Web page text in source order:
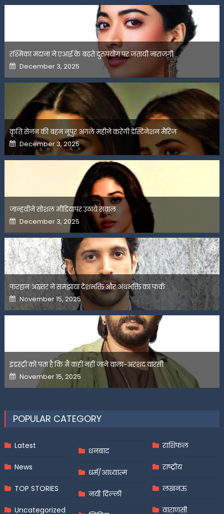
रश्मिका मंदाना ने एआई के बढ़ते दुरुपयोग पर जतायी नाराजगी
Posted
on
December 3, 2025
कृति सेनन की बहन नूपुर अगले महीने करेंगी डेस्टिनेशन मैरिज
Posted
on
December 3, 2025
जान्हवीने सोशल मीडियापर उठाये सवाल
Posted
on
December 3, 2025
फरहान अख्तर ने समझाया देशभक्ति और अंधभक्ति का फर्क
Posted
on
November 15, 2025
इंडस्ट्री को पता है कि मैं कहीं नहीं जाने वाला-अरशद वारसी
Posted
on
November 15, 2025
POPULAR CATEGORY
Latest
News
TOP STORIES
Uncategorized
धनबाद
धर्म/आध्यात्म
नयी दिल्ली
राशिफल
राष्ट्रीय
लखनऊ
वाराणसी